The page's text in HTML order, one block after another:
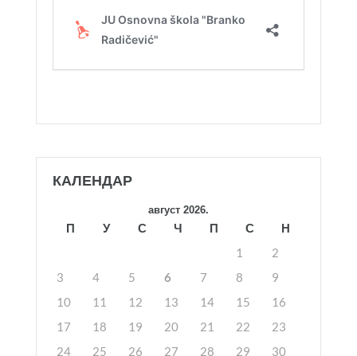
КАЛЕНДАР
август 2026.
П У С Ч П С
Н
1
2
3
4 5 6 7 8
9
10
11 12 13 14 15
16
17
18 19 20 21 22
23
24
25 26 27 28 29 30